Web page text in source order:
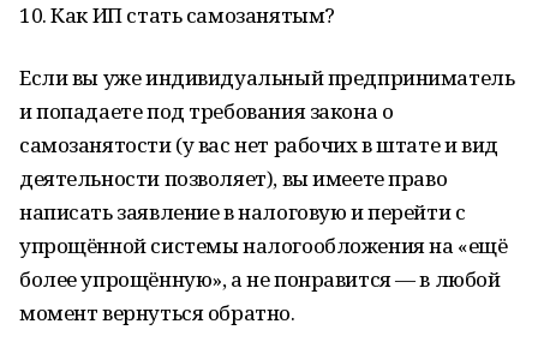
10. Как ИП стать самозанятым?
Если вы уже индивидуальный предприниматель
и попадаете под требования закона о
самозанятости (у вас нет рабочих в штате и вид
деятельности позволяет), вы имеете право
написать заявление в налоговую и перейти с
упрощённой системы налогообложения на «ещё
более упрощённую», а не понравится — в любой
момент вернуться обратно.